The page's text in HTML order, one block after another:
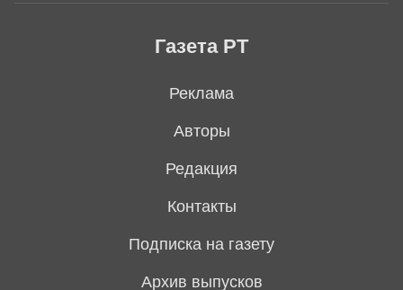
Газета РТ
Реклама
Авторы
Редакция
Контакты
Подписка на газету
Архив выпусков